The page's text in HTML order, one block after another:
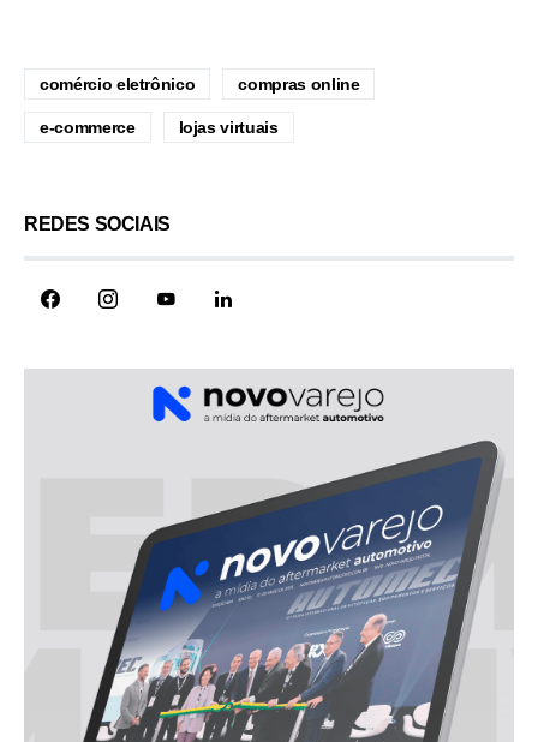
comércio eletrônico compras online
e-commerce lojas virtuais
REDES SOCIAIS